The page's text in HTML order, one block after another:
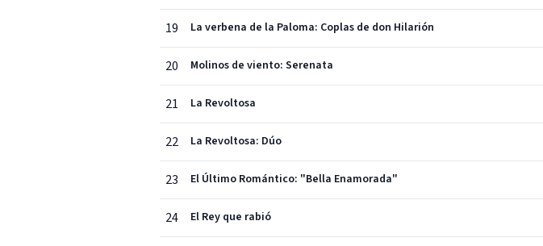
19 La verbena de la Paloma: Coplas de don Hilarión
20 Molinos de viento: Serenata
21 La Revoltosa
22 La Revoltosa: Dúo
23 El Último Romántico: "Bella Enamorada"
24 El Rey que rabió